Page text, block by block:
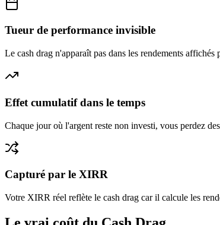
Tueur de performance invisible
Le cash drag n'apparaît pas dans les rendements
Effet cumulatif dans le temps
Chaque jour où l'argent reste non investi, vous perdez
Capturé par le XIRR
Votre XIRR réel reflète le cash drag car il calcule les